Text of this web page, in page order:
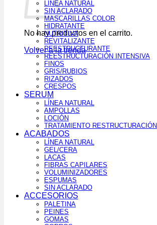
No hay productos en el carrito.
Volver a la tienda
LÍNEA NATURAL
SIN ACLARADO
MASCARILLAS COLOR
HIDRATANTE
NUTRITIVA
REVITALIZANTE
REESTRUCTURANTE
REESTRUCTURACIÓN INTENSIVA
FINOS
GRIS/RUBIOS
RIZADOS
CRESPOS
SERUM
LÍNEA NATURAL
AMPOLLAS
LOCIÓN
TRATAMIENTO RESTRUCTURACIÓN
ACABADOS
LÍNEA NATURAL
GEL/CERA
LACAS
FIBRAS CAPILARES
VOLUMINIZADORES
ESPUMAS
SIN ACLARADO
ACCESORIOS
PALETINA
PEINES
GOMAS